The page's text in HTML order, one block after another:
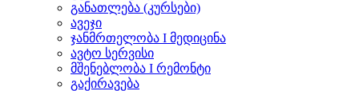
განათლება (კურსები)
ავეჯი
ჯანმრთელობა I მედიცინა
ავტო სერვისი
მშენებლობა I რემონტი
გაქირავება